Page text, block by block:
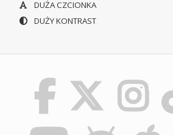
DUŻA CZCIONKA
DUŻY KONTRAST